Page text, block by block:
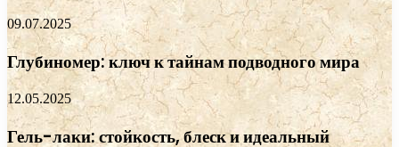
09.07.2025
Глубиномер: ключ к тайнам подводного мира
12.05.2025
Гель-лаки: стойкость, блеск и идеальный